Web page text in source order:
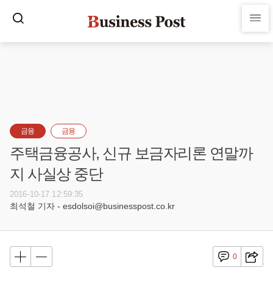
금융 금융
주택금융공사, 신규 보금자리론 연말까
지 사실상 중단
2016-10-17 12:59:35
최석철 기자 - esdolsoi@businesspost.co.kr
0